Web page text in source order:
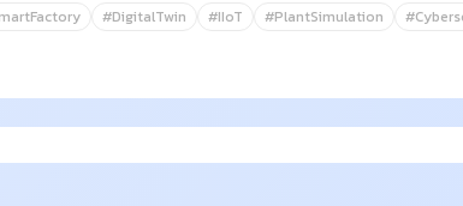
#DigitalTwin #IIoT #PlantSimulation